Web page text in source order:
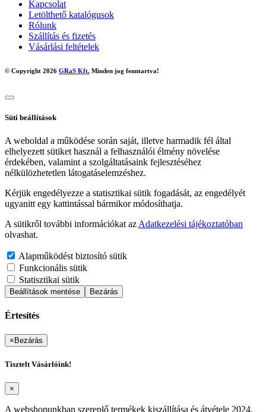
Kapcsolat
Letölthető katalógusok
Rólunk
Szállítás és fizetés
Vásárlási feltételek
© Copyright 2026 GRaS Kft. Minden jog fenntartva!
Süti beállítások
A weboldal a működése során saját, illetve harmadik fél által
elhelyezett sütiket használ a felhasználói élmény növelése
érdekében, valamint a szolgáltatásaink fejlesztéséhez
nélkülözhetetlen látogatáselemzéshez.
Kérjük engedélyezze a statisztikai sütik fogadását, az engedélyét
ugyanitt egy kattintással bármikor módosíthatja.
A sütikről további információkat az Adatkezelési tájékoztatóban
olvashat.
Alapműködést biztosító sütik
Funkcionális sütik
Statisztikai sütik
Beállítások mentése Bezárás
Értesítés
×Bezárás
Tisztelt Vásárlóink!
×
A webshopunkban szereplő termékek kiszállítása és átvétele 2024.